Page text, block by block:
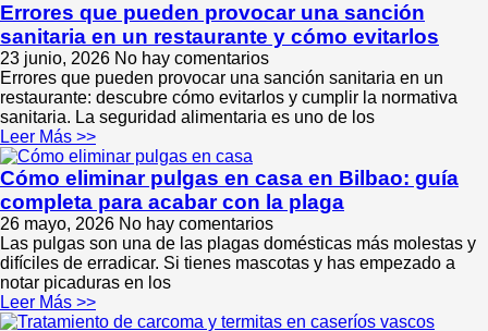
Errores que pueden provocar una sanción
sanitaria en un restaurante y cómo evitarlos
23 junio, 2026 No hay comentarios
Errores que pueden provocar una sanción sanitaria en un
restaurante: descubre cómo evitarlos y cumplir la normativa
sanitaria. La seguridad alimentaria es uno de los
Leer Más >>
Cómo eliminar pulgas en casa en Bilbao: guía
completa para acabar con la plaga
26 mayo, 2026 No hay comentarios
Las pulgas son una de las plagas domésticas más molestas y
difíciles de erradicar. Si tienes mascotas y has empezado a
notar picaduras en los
Leer Más >>